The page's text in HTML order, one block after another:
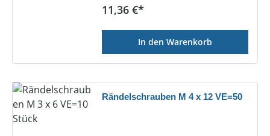
Regulärer Preis:
11,36 €*
In den Warenkorb
Rändelschrauben M 4 x 12 VE=50